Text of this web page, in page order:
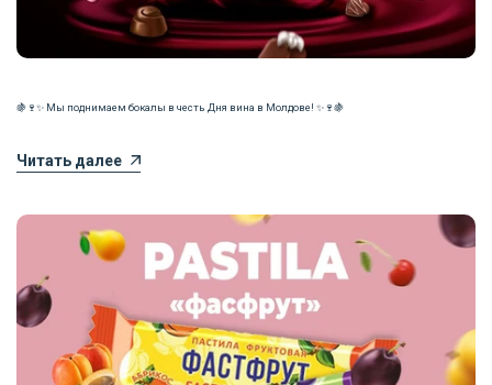
🍇🍷✨ Мы поднимаем бокалы в честь Дня вина в Молдове! ✨🍷🍇
Читать далее